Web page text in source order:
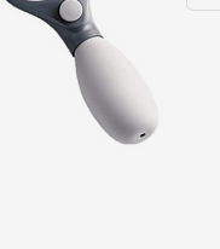
Камертоны и наборы
Камертоны
Наборы камертонов
Медицинские
Запасные части к